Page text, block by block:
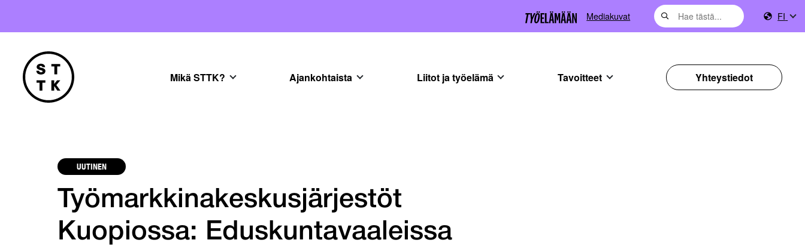
Mediakuvat FI
Mikä STTK? Ajankohtaista Liitot ja työelämä Tavoitteet Yhteystiedot
UUTINEN
Työmarkkinakeskusjärjestöt
Kuopiossa: Eduskuntavaaleissa